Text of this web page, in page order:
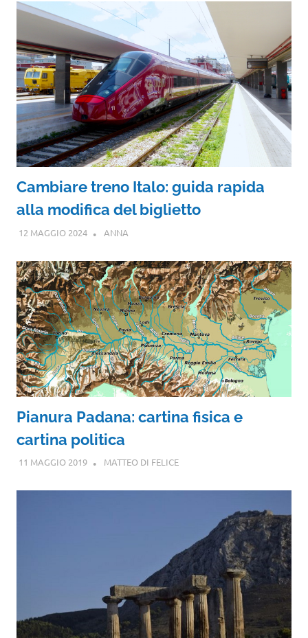
Cambiare treno Italo: guida rapida
alla modifica del biglietto
12 MAGGIO 2024 ANNA
Pianura Padana: cartina fisica e
cartina politica
11 MAGGIO 2019 MATTEO DI FELICE